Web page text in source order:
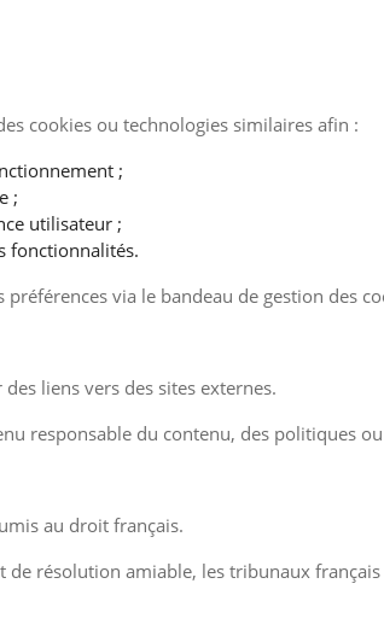
cookies ou technologies similaires afin :
;
;
utilisateur ;
fonctionnalités.
préférences via le bandeau de gestion des
liens vers des sites externes.
responsable du contenu, des politiques
au droit français.
de résolution amiable, les tribunaux